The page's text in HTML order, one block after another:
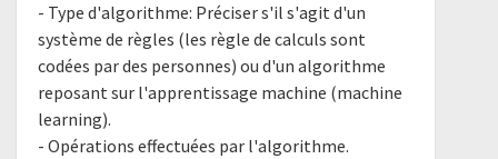
- Type d'algorithme: Préciser s'il s'agit d'un
système de règles (les règle de calculs sont
codées par des personnes) ou d'un algorithme
reposant sur l'apprentissage machine (machine
learning).
- Opérations effectuées par l'algorithme.